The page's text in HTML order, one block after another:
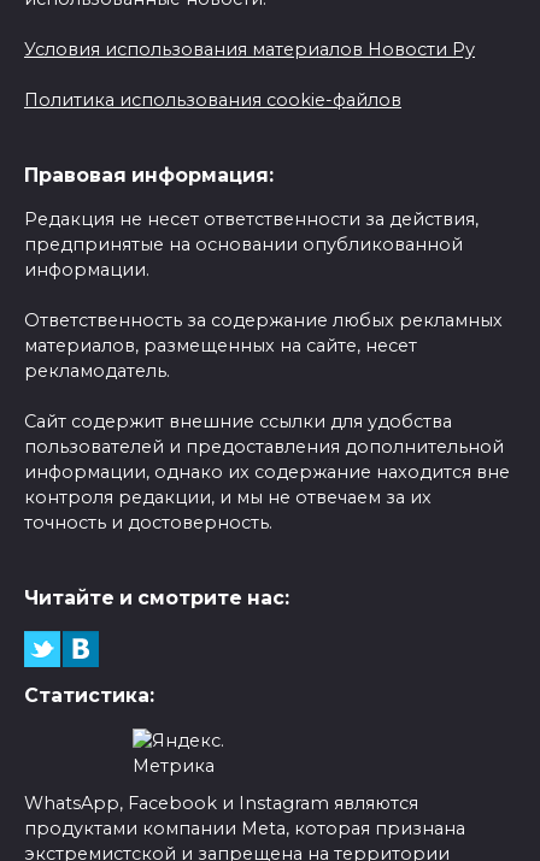
Условия использования материалов Новости Ру
Политика использования cookie-файлов
Правовая информация:
Редакция не несет ответственности за действия,
предпринятые на основании опубликованной
информации.
Ответственность за содержание любых рекламных
материалов, размещенных на сайте, несет
рекламодатель.
Сайт содержит внешние ссылки для удобства
пользователей и предоставления дополнительной
информации, однако их содержание находится вне
контроля редакции, и мы не отвечаем за их
точность и достоверность.
Читайте и смотрите нас:
Статистика:
WhatsApp, Facebook и Instagram являются
продуктами компании Meta, которая признана
экстремистской и запрещена на территории